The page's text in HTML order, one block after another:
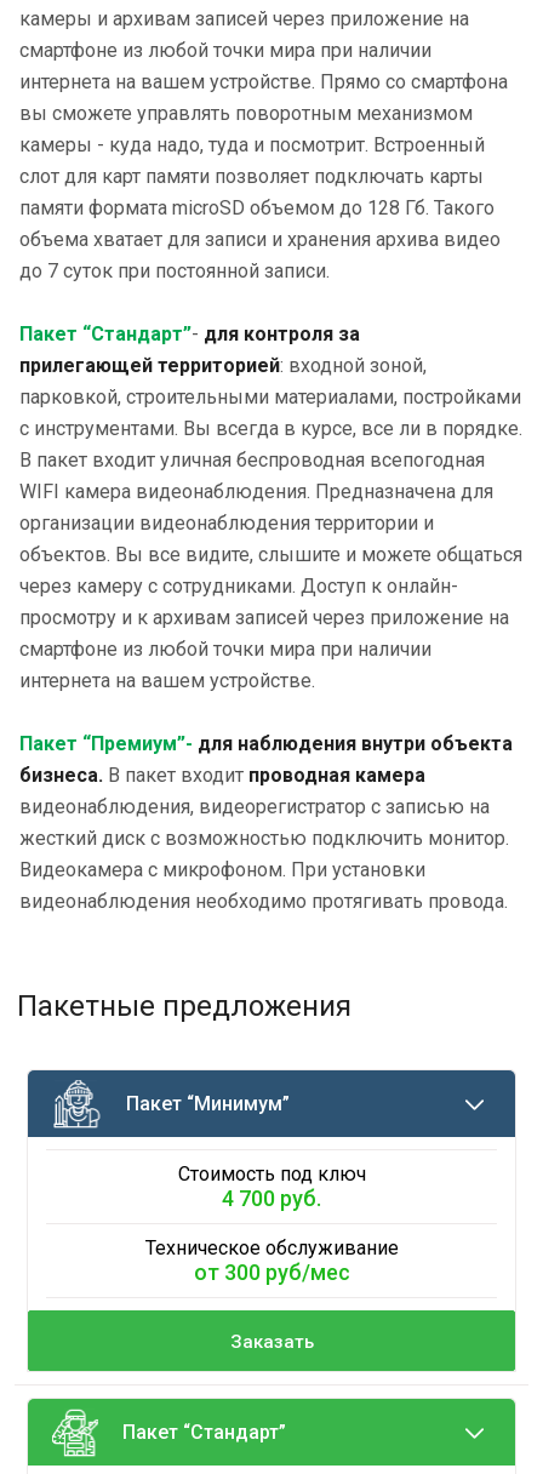
камеры и архивам записей через приложение на
смартфоне из любой точки мира при наличии
интернета на вашем устройстве. Прямо со смартфона
вы сможете управлять поворотным механизмом
камеры - куда надо, туда и посмотрит. Встроенный
слот для карт памяти позволяет подключать карты
памяти формата microSD объемом до 128 Гб. Такого
объема хватает для записи и хранения архива видео
до 7 суток при постоянной записи.
Пакет “Стандарт”- для контроля за
прилегающей территорией: входной зоной,
парковкой, строительными материалами, постройками
с инструментами. Вы всегда в курсе, все ли в порядке.
В пакет входит уличная беспроводная всепогодная
WIFI камера видеонаблюдения. Предназначена для
организации видеонаблюдения территории и
объектов. Вы все видите, слышите и можете общаться
через камеру с сотрудниками. Доступ к онлайн-
просмотру и к архивам записей через приложение на
смартфоне из любой точки мира при наличии
интернета на вашем устройстве.
Пакет “Премиум”- для наблюдения внутри объекта
бизнеса. В пакет входит проводная камера
видеонаблюдения, видеорегистратор с записью на
жесткий диск с возможностью подключить монитор.
Видеокамера с микрофоном. При установки
видеонаблюдения необходимо протягивать провода.
Пакетные предложения
Пакет “Минимум”
Стоимость под ключ
4 700 руб.
Техническое обслуживание
от 300 руб/мес
Заказать
Пакет “Стандарт”